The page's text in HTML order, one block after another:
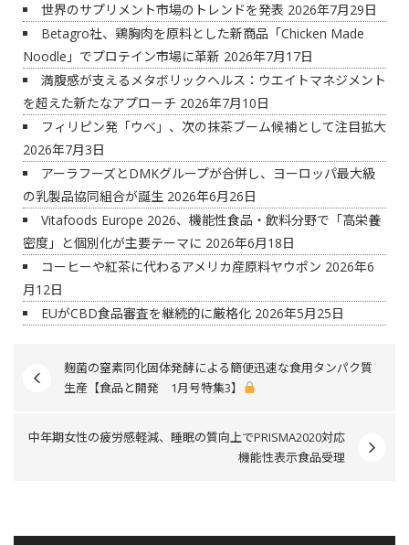
世界のサプリメント市場のトレンドを発表 2026年7月29日
Betagro社、鶏胸肉を原料とした新商品「Chicken Made
Noodle」でプロテイン市場に革新 2026年7月17日
満腹感が支えるメタボリックヘルス：ウエイトマネジメント
を超えた新たなアプローチ 2026年7月10日
フィリピン発「ウベ」、次の抹茶ブーム候補として注目拡大
2026年7月3日
アーラフーズとDMKグループが合併し、ヨーロッパ最大級
の乳製品協同組合が誕生 2026年6月26日
Vitafoods Europe 2026、機能性食品・飲料分野で「高栄養
密度」と個別化が主要テーマに 2026年6月18日
コーヒーや紅茶に代わるアメリカ産原料ヤウポン 2026年6
月12日
EUがCBD食品審査を継続的に厳格化 2026年5月25日
麹菌の窒素同化固体発酵による簡便迅速な食用タンパク質
生産【食品と開発 1月号特集3】
中年期女性の疲労感軽減、睡眠の質向上でPRISMA2020対応
機能性表示食品受理